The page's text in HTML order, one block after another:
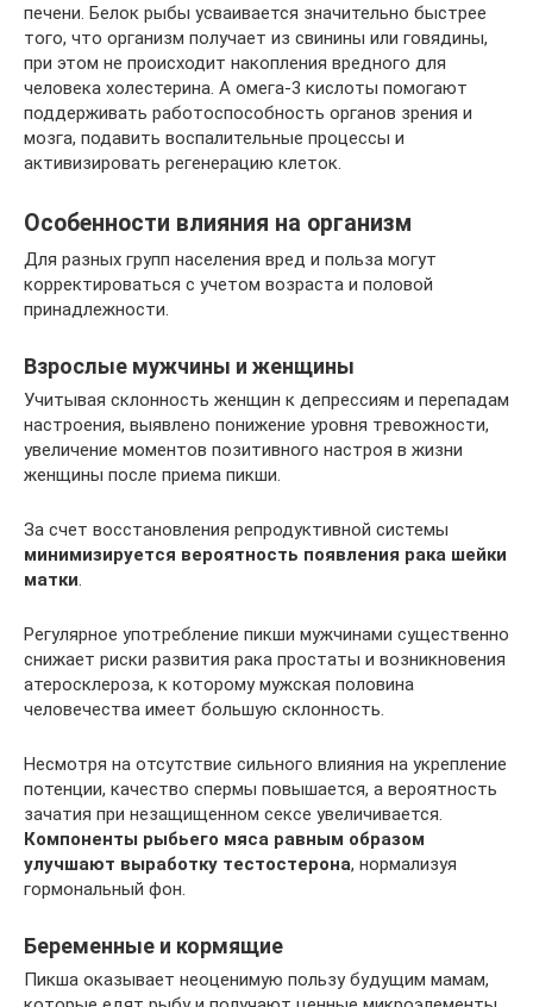
печени. Белок рыбы усваивается значительно быстрее
того, что организм получает из свинины или говядины,
при этом не происходит накопления вредного для
человека холестерина. А омега-3 кислоты помогают
поддерживать работоспособность органов зрения и
мозга, подавить воспалительные процессы и
активизировать регенерацию клеток.
Особенности влияния на организм
Для разных групп населения вред и польза могут
корректироваться с учетом возраста и половой
принадлежности.
Взрослые мужчины и женщины
Учитывая склонность женщин к депрессиям и перепадам
настроения, выявлено понижение уровня тревожности,
увеличение моментов позитивного настроя в жизни
женщины после приема пикши.
За счет восстановления репродуктивной системы
минимизируется вероятность появления рака шейки
матки.
Регулярное употребление пикши мужчинами существенно
снижает риски развития рака простаты и возникновения
атеросклероза, к которому мужская половина
человечества имеет большую склонность.
Несмотря на отсутствие сильного влияния на укрепление
потенции, качество спермы повышается, а вероятность
зачатия при незащищенном сексе увеличивается.
Компоненты рыбьего мяса равным образом
улучшают выработку тестостерона, нормализуя
гормональный фон.
Беременные и кормящие
Пикша оказывает неоценимую пользу будущим мамам,